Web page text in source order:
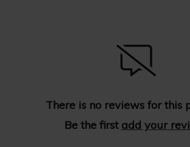
There is no reviews for this
Be the first add your